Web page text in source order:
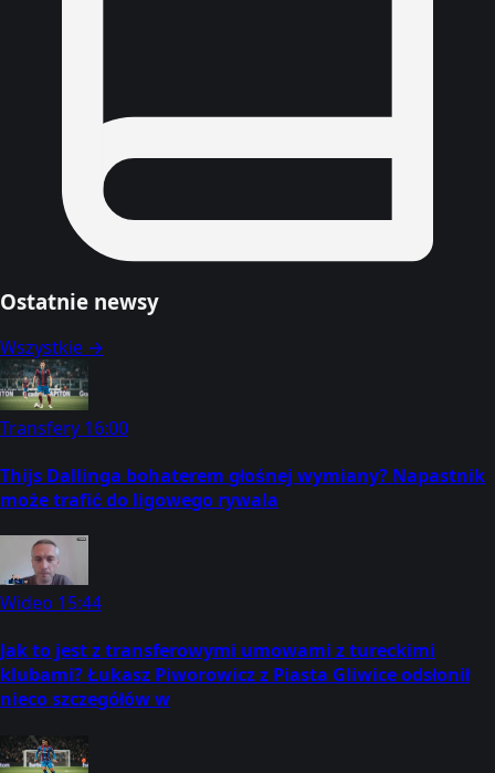
Ostatnie newsy
Wszystkie →
Transfery 16:00
Thijs Dallinga bohaterem głośnej wymiany? Napastnik
może trafić do ligowego rywala
Wideo 15:44
Jak to jest z transferowymi umowami z tureckimi
klubami? Łukasz Piworowicz z Piasta Gliwice odsłonił
nieco szczegółów w